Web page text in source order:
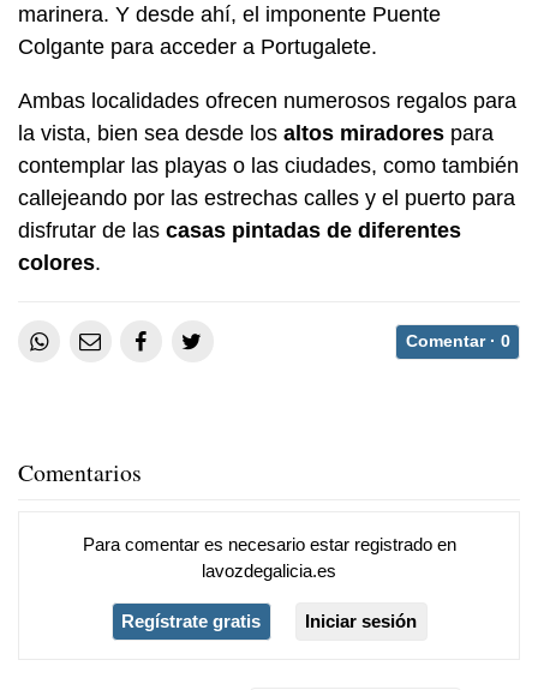
marinera. Y desde ahí, el imponente Puente
Colgante para acceder a Portugalete.
Ambas localidades ofrecen numerosos regalos para
la vista, bien sea desde los altos miradores para
contemplar las playas o las ciudades, como también
callejeando por las estrechas calles y el puerto para
disfrutar de las casas pintadas de diferentes
colores.
Comentar · 0
Comentarios
Para comentar es necesario estar registradoen
lavozdegalicia.es
Regístrate gratis Iniciar sesión